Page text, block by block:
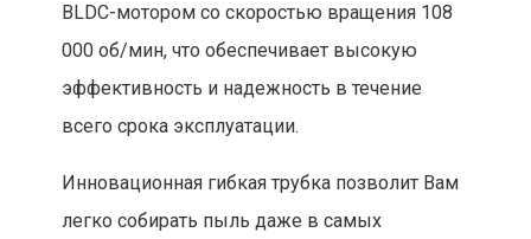
BLDC-мотором со скоростью вращения 108
000 об/мин, что обеспечивает высокую
эффективность и надежность в течение
всего срока эксплуатации.
Инновационная гибкая трубка позволит Вам
легко собирать пыль даже в самых